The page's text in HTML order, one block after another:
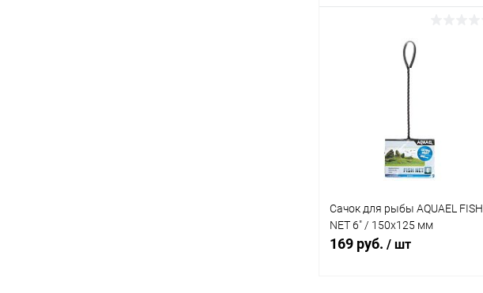
В корзину
Сачок для рыбы AQUAEL FISH
NET 6" / 150х125 мм
169 руб. / шт